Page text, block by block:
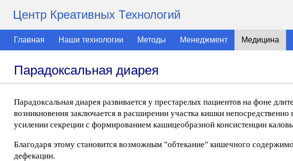
Центр Креативных Технологий
Главная Наши технологии Методы Менеджмент Медицина
Парадоксальная диарея
Парадоксальная диарея развивается у престарелых пациентов на фоне
возникновения заключается в расширении участка кишки
усилении секреции с формированием кашицеобразной консистенции
Благодаря этому становится возможным "обтекание" кишечного
дефекации.